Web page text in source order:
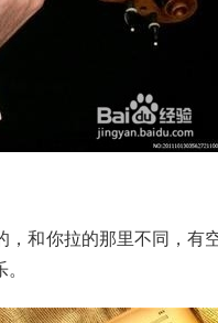
，和你拉的那里不同，